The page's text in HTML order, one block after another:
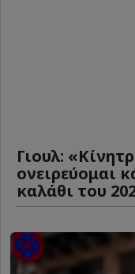
Γιουλ:
ονειρεύομαι
καλάθι του